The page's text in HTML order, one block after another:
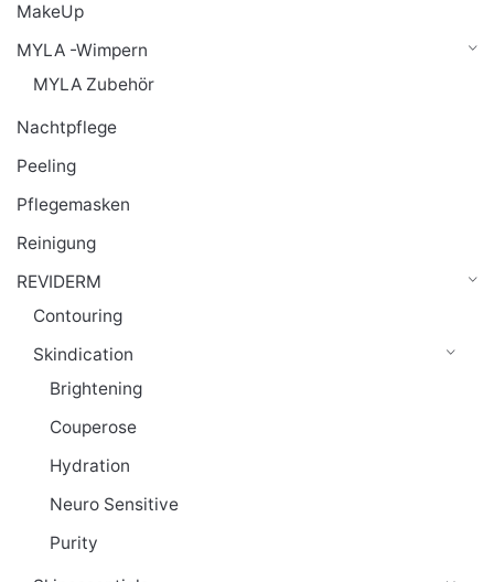
MakeUp
MYLA -Wimpern
MYLA Zubehör
Nachtpflege
Peeling
Pflegemasken
Reinigung
REVIDERM
Contouring
Skindication
Brightening
Couperose
Hydration
Neuro Sensitive
Purity